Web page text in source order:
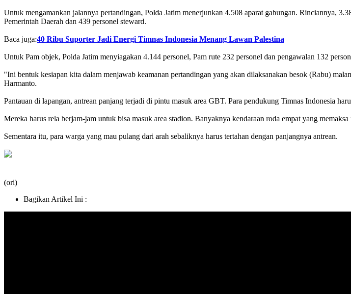
Untuk mengamankan jalannya pertandingan, Polda Jatim menerjunkan 4.508 aparat gabungan. Rinciannya,
Pemerintah Daerah dan 439 personel steward.
Baca juga:40 Ribu Suporter Jadi Energi Timnas Indonesia Menang Lawan Palestina
Untuk Pam objek, Polda Jatim menyiagakan 4.144 personel, Pam rute 232 personel dan pengawalan 132
"Ini bentuk kesiapan kita dalam menjawab keamanan pertandingan yang akan dilaksanakan besok (Rabu)
Harmanto.
Pantauan di lapangan, antrean panjang terjadi di pintu masuk area GBT. Para pendukung Timnas Indonesia
Mereka harus rela berjam-jam untuk bisa masuk area stadion. Banyaknya kendaraan roda empat yang
Sementara itu, para warga yang mau pulang dari arah sebaliknya harus tertahan dengan panjangnya antrean.
(ori)
Bagikan Artikel Ini :